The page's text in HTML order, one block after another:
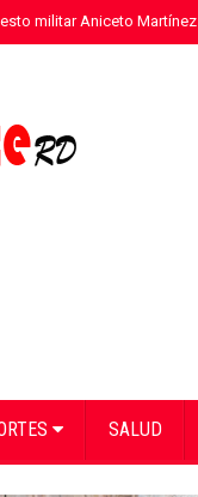
militar Aniceto
SALUD